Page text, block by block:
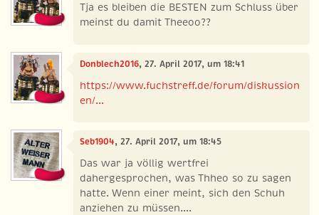
Tja es bleiben die BESTEN zum Schluss über
meinst du damit Theeoo??
Donblech2016, 27. April 2017, um 18:41
https://www.fuchstreff.de/forum/diskussion
en/...
Seb1904, 27. April 2017, um 18:45
Das war ja völlig wertfrei
dahergesprochen, was Thheo so zu sagen
hatte. Wenn einer meint, sich den Schuh
anziehen zu müssen....